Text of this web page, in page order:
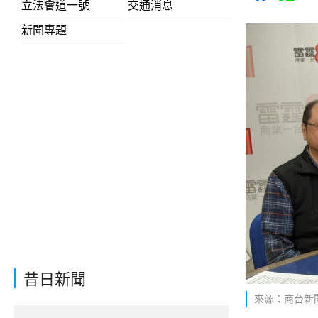
立法會道一號
交通消息
新聞專題
昔日新聞
來源：商台新